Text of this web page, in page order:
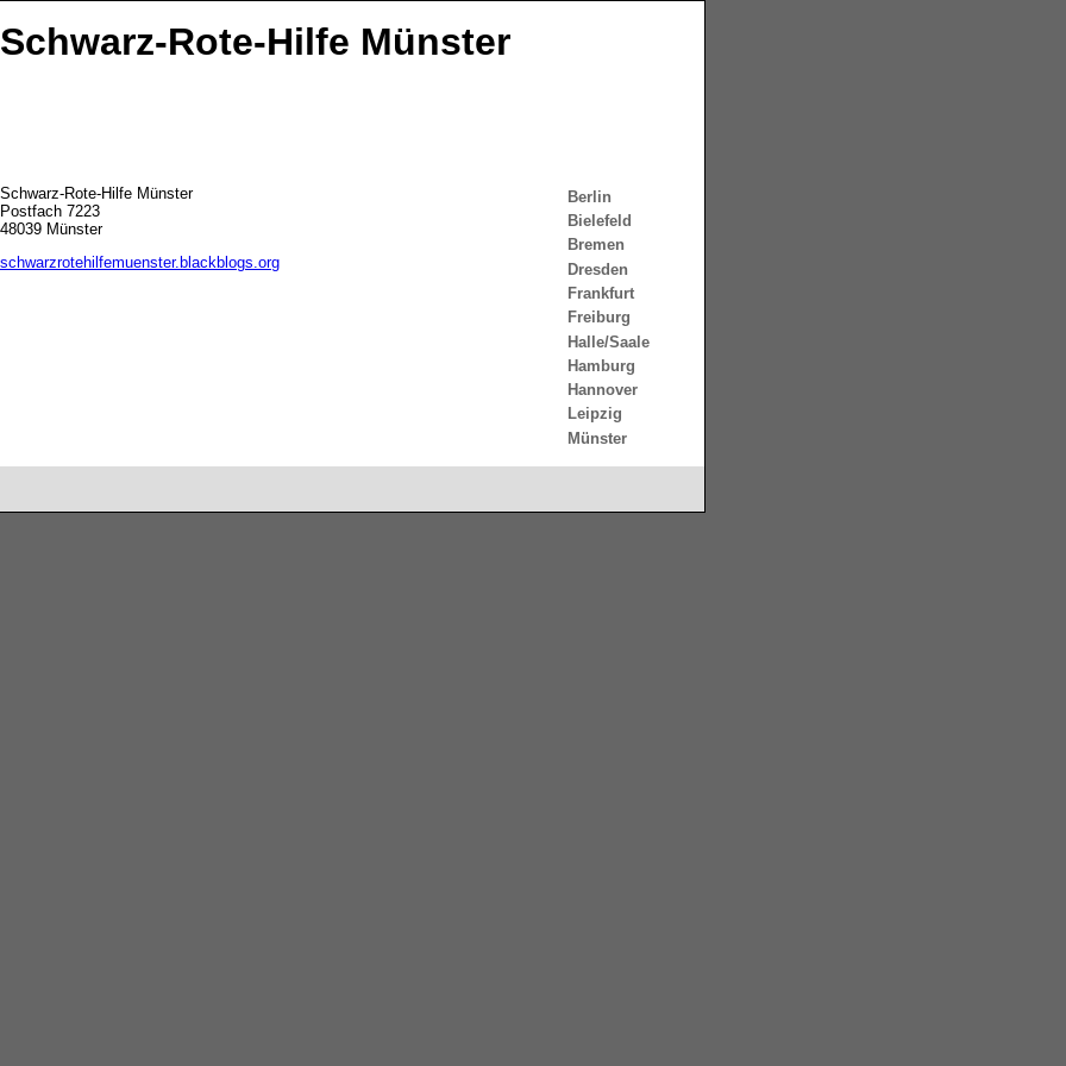
Schwarz-Rote-Hilfe Münster
Berlin
Bielefeld
Bremen
Dresden
Frankfurt
Freiburg
Halle/Saale
Hamburg
Hannover
Leipzig
Münster
Schwarz-Rote-Hilfe Münster
Postfach 7223
48039 Münster
schwarzrotehilfemuenster.blackblogs.org